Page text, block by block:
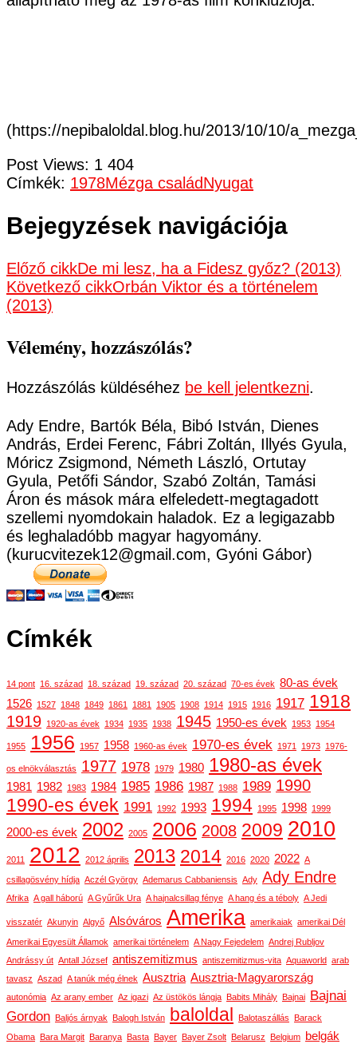
(https://nepibaloldal.blog.hu/2013/10/10/
Post Views: 1 404
Címkék: 1978Mézga családNyugat
Bejegyzések navigációja
Előző cikkDe mi lesz, ha a Fidesz győz? (2013)
Következő cikkOrbán Viktor és a történelem
(2013)
Vélemény, hozzászólás?
Hozzászólás küldéséhez be kell jelentkezni.
Ady Endre, Bartók Béla, Bibó István, Dienes
András, Erdei Ferenc, Fábri Zoltán, Illyés Gyula,
Móricz Zsigmond, Németh László, Ortutay
Gyula, Petőfi Sándor, Szabó Zoltán, Tamási
Áron és mások mára elfeledett-megtagadott
szellemi nyomdokain haladok. Ez a legigazabb
és leghaladóbb magyar hagyomány.
(kurucvitezek12@gmail.com, Gyóni Gábor)
Címkék
14 pont 16. század 18. század 19. század 20. század 70-es évek 80-as évek
1526 1527 1848 1849 1861 1881 1905 1908 1914 1915 1916 1917 1918
1919 1920-as évek 1934 1935 1938 1945 1950-es évek 1953 1954
1955 1956 1957 1958 1960-as évek 1970-es évek 1971 1973 1976-
os elnökválasztás 1977 1978 1979 1980 1980-as évek
1981 1982 1983 1984 1985 1986 1987 1988 1989 1990
1990-es évek 1991 1992 1993 1994 1995 1998 1999
2000-es évek 2002 2005 2006 2008 2009 2010
2011 2012 2012 április 2013 2014 2016 2020 2022 A
csillagösvény hídja Aczél György Ademarus Cabbaniensis Ady Ady Endre
Afrika A gall háború A Gyűrűk Ura A hajnalcsillag fénye A hang és a téboly A Jedi
visszatér Akunyin Algyő Alsóváros Amerika amerikaiak amerikai Dél
Amerikai Egyesült Államok amerikai történelem A Nagy Fejedelem Andrej Rubljov
Andrássy út Antall József antiszemitizmus antiszemitizmus-vita Aquaworld arab
tavasz Aszad A tanúk még élnek Ausztria Ausztria-Magyarország
autonómia Az arany ember Az igazi Az üstökös lángja Babits Mihály Bajnai Bajnai
Gordon Baljós árnyak Balogh István baloldal Balotaszállás Barack
Obama Bara Margit Baranya Basta Bayer Bayer Zsolt Belarusz Belgium belgák